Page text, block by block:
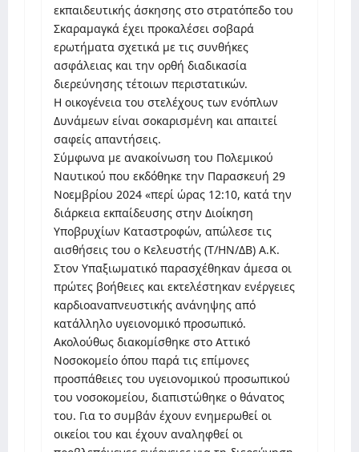
εκπαιδευτικής άσκησης στο στρατόπεδο του
Σκαραμαγκά έχει προκαλέσει σοβαρά
ερωτήματα σχετικά με τις συνθήκες
ασφάλειας και την ορθή διαδικασία
διερεύνησης τέτοιων περιστατικών.
Η οικογένεια του στελέχους των ενόπλων
Δυνάμεων είναι σοκαρισμένη και απαιτεί
σαφείς απαντήσεις.
Σύμφωνα με ανακοίνωση του Πολεμικού
Ναυτικού που εκδόθηκε την Παρασκευή 29
Νοεμβρίου 2024 «περί ώρας 12:10, κατά την
διάρκεια εκπαίδευσης στην Διοίκηση
Υποβρυχίων Καταστροφών, απώλεσε τις
αισθήσεις του ο Κελευστής (Τ/ΗΝ/ΔΒ) Α.Κ.
Στον Υπαξιωματικό παρασχέθηκαν άμεσα οι
πρώτες βοήθειες και εκτελέστηκαν ενέργειες
καρδιοαναπνευστικής ανάνηψης από
κατάλληλο υγειονομικό προσωπικό.
Ακολούθως διακομίσθηκε στο Αττικό
Νοσοκομείο όπου παρά τις επίμονες
προσπάθειες του υγειονομικού προσωπικού
του νοσοκομείου, διαπιστώθηκε ο θάνατος
του. Για το συμβάν έχουν ενημερωθεί οι
οικείοι του και έχουν αναληφθεί οι